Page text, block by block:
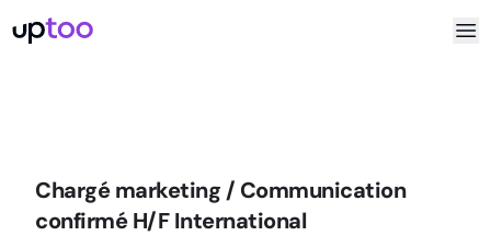
Chargé marketing / Communication
confirmé H/F International